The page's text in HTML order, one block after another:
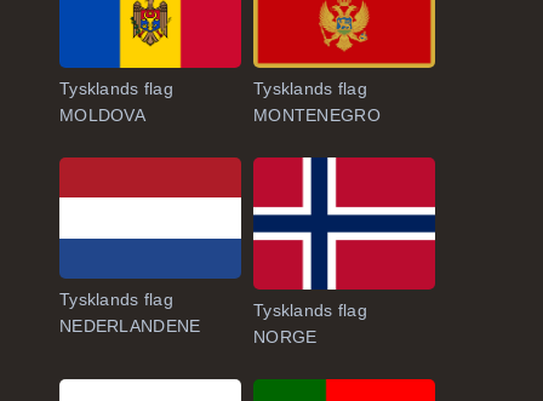
Tysklands flag
MOLDOVA
Tysklands flag
MONTENEGRO
Tysklands flag
NEDERLANDENE
Tysklands flag
NORGE